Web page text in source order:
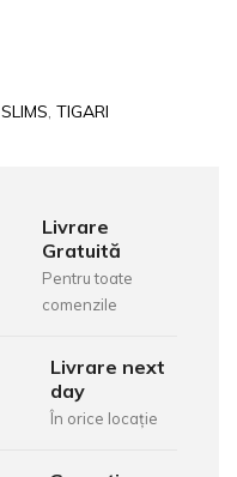
SLIMS, TIGARI
Livrare
Gratuită
Pentru toate
comenzile
Livrare next
day
În orice locație